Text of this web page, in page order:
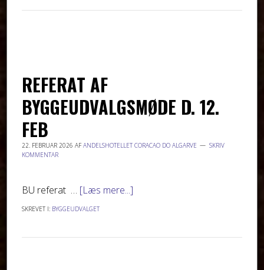
REFERAT AF
BYGGEUDVALGSMØDE D. 12.
FEB
22. FEBRUAR 2026 AFANDELSHOTELLET CORACAO DO ALGARVE
SKRIV
KOMMENTAR
BU referat … [Læs mere...]
SKREVET I: BYGGEUDVALGET